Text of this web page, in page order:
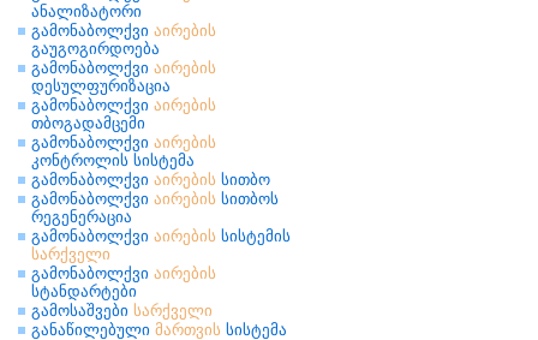
ანალიზატორი
გამონაბოლქვი აირების
გაუგოგირდოება
გამონაბოლქვი აირების
დესულფურიზაცია
გამონაბოლქვი აირების
თბოგადამცემი
გამონაბოლქვი აირების
კონტროლის სისტემა
გამონაბოლქვი აირების სითბო
გამონაბოლქვი აირების სითბოს
რეგენერაცია
გამონაბოლქვი აირების სისტემის
სარქველი
გამონაბოლქვი აირების
სტანდარტები
გამოსაშვები სარქველი
განაწილებული მართვის სისტემა